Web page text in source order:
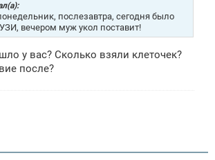
н
и
е
послезавтра, сегодня было
вечером муж укол поставит!
у вас? Сколько взяли клеточек?
после?